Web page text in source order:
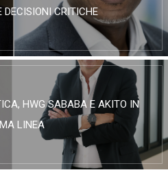
DECISIONI CRITICHE
HWG SABABA E AKITO IN
LINEA